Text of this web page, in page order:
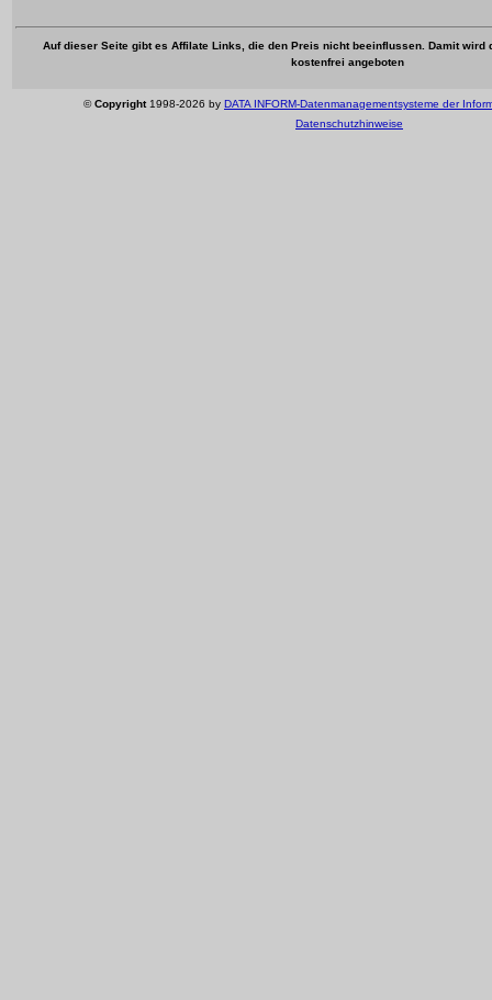
Auf dieser Seite gibt es Affilate Links, die den Preis nicht beeinflussen. Damit wird
kostenfrei angeboten
©Copyright1998-2026 by DATA INFORM-Datenmanagementsysteme der
Datenschutzhinweise